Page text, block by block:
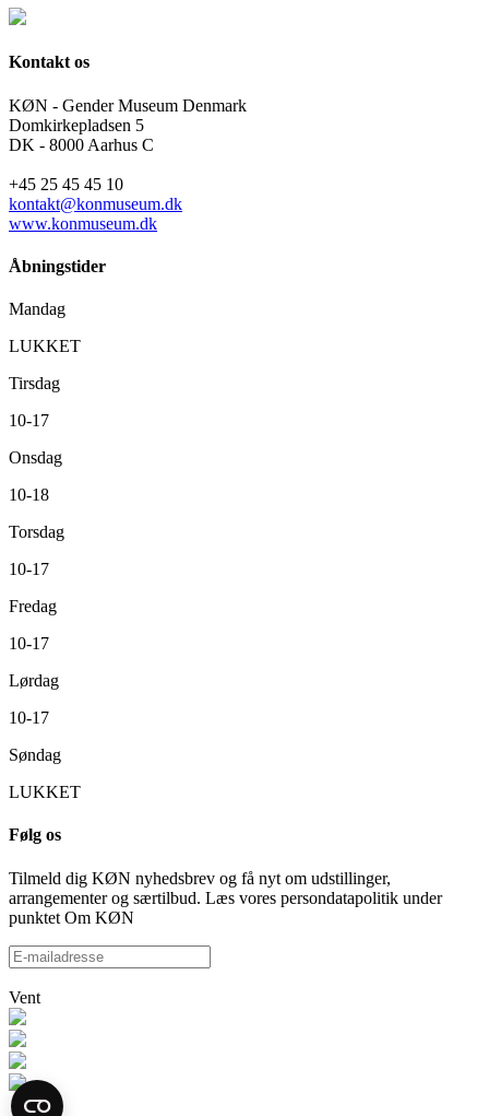
Kontakt os
KØN - Gender Museum Denmark
Domkirkepladsen 5
DK - 8000 Aarhus C
+45 25 45 45 10
kontakt@konmuseum.dk
www.konmuseum.dk
Åbningstider
Mandag
LUKKET
Tirsdag
10-17
Onsdag
10-18
Torsdag
10-17
Fredag
10-17
Lørdag
10-17
Søndag
LUKKET
Følg os
Tilmeld dig KØN nyhedsbrev og få nyt om udstillinger,
arrangementer og særtilbud. Læs vores persondatapolitik under
punktet Om KØN
Vent